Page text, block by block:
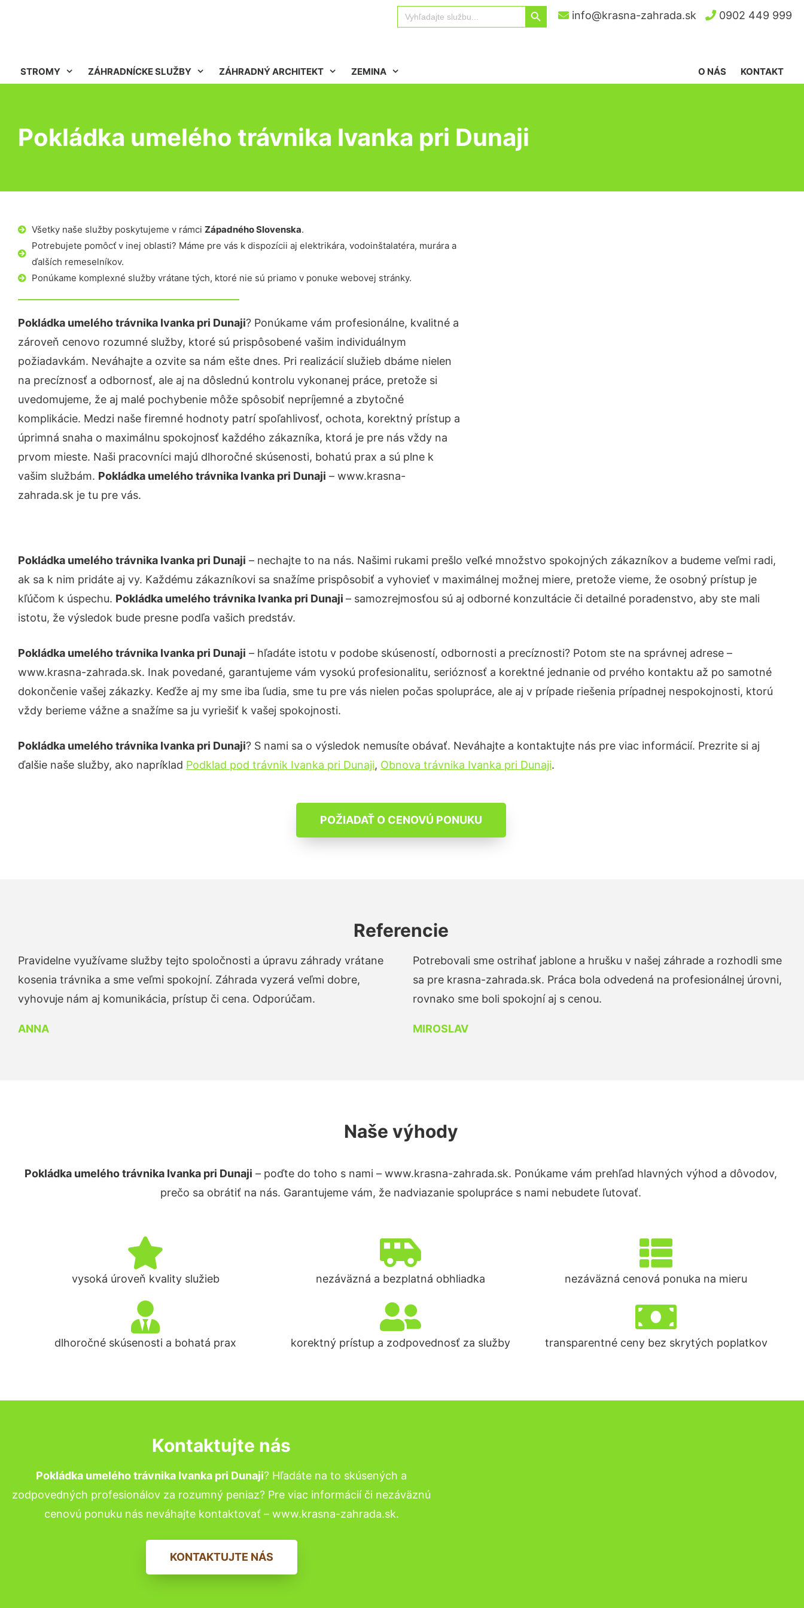
Search
for:
Search Button
info@krasna-zahrada.sk 0902 449 999
STROMY ZÁHRADNÍCKE SLUŽBY ZÁHRADNÝ ARCHITEKT ZEMINA KONTAKT
O NÁS
Pokládka umelého trávnika Ivanka pri Dunaji
Všetky naše služby poskytujeme v rámci Západného Slovenska.
Potrebujete pomôcť v inej oblasti? Máme pre vás k dispozícii aj elektrikára, vodoinštalatéra, murára a
ďalších remeselníkov.
Ponúkame komplexné služby vrátane tých, ktoré nie sú priamo v ponuke webovej stránky.
Pokládka umelého trávnika Ivanka pri Dunaji? Ponúkame vám profesionálne, kvalitné a
zároveň cenovo rozumné služby, ktoré sú prispôsobené vašim individuálnym
požiadavkám. Neváhajte a ozvite sa nám ešte dnes. Pri realizácií služieb dbáme nielen
na precíznosť a odbornosť, ale aj na dôslednú kontrolu vykonanej práce, pretože si
uvedomujeme, že aj malé pochybenie môže spôsobiť nepríjemné a zbytočné
komplikácie. Medzi naše firemné hodnoty patrí spoľahlivosť, ochota, korektný prístup a
úprimná snaha o maximálnu spokojnosť každého zákazníka, ktorá je pre nás vždy na
prvom mieste. Naši pracovníci majú dlhoročné skúsenosti, bohatú prax a sú plne k
vašim službám. Pokládka umelého trávnika Ivanka pri Dunaji – www.krasna-
zahrada.sk je tu pre vás.
Pokládka umelého trávnika Ivanka pri Dunaji – nechajte to na nás. Našimi rukami prešlo veľké množstvo spokojných zákazníkov a budeme veľmi radi,
ak sa k nim pridáte aj vy. Každému zákazníkovi sa snažíme prispôsobiť a vyhovieť v maximálnej možnej miere, pretože vieme, že osobný prístup je
kľúčom k úspechu. Pokládka umelého trávnika Ivanka pri Dunaji – samozrejmosťou sú aj odborné konzultácie či detailné poradenstvo, aby ste mali
istotu, že výsledok bude presne podľa vašich predstáv.
Pokládka umelého trávnika Ivanka pri Dunaji – hľadáte istotu v podobe skúseností, odbornosti a precíznosti? Potom ste na správnej adrese –
www.krasna-zahrada.sk. Inak povedané, garantujeme vám vysokú profesionalitu, serióznosť a korektné jednanie od prvého kontaktu až po samotné
dokončenie vašej zákazky. Keďže aj my sme iba ľudia, sme tu pre vás nielen počas spolupráce, ale aj v prípade riešenia prípadnej nespokojnosti, ktorú
vždy berieme vážne a snažíme sa ju vyriešiť k vašej spokojnosti.
Pokládka umelého trávnika Ivanka pri Dunaji? S nami sa o výsledok nemusíte obávať. Neváhajte a kontaktujte nás pre viac informácií. Prezrite si aj
ďalšie naše služby, ako napríklad Podklad pod trávnik Ivanka pri Dunaji, Obnova trávnika Ivanka pri Dunaji.
POŽIADAŤ O CENOVÚ PONUKU
Referencie
Pravidelne využívame služby tejto spoločnosti a úpravu záhrady vrátane
kosenia trávnika a sme veľmi spokojní. Záhrada vyzerá veľmi dobre,
vyhovuje nám aj komunikácia, prístup či cena. Odporúčam.
ANNA
Potrebovali sme ostrihať jablone a hrušku v našej záhrade a rozhodli sme
sa pre krasna-zahrada.sk. Práca bola odvedená na profesionálnej úrovni,
rovnako sme boli spokojní aj s cenou.
MIROSLAV
Naše výhody
Pokládka umelého trávnika Ivanka pri Dunaji – poďte do toho s nami – www.krasna-zahrada.sk. Ponúkame vám prehľad hlavných výhod a dôvodov,
prečo sa obrátiť na nás. Garantujeme vám, že nadviazanie spolupráce s nami nebudete ľutovať.
vysoká úroveň kvality služieb nezáväzná a bezplatná obhliadka nezáväzná cenová ponuka na mieru
dlhoročné skúsenosti a bohatá prax korektný prístup a zodpovednosť za služby transparentné ceny bez skrytých poplatkov
Kontaktujte nás
Pokládka umelého trávnika Ivanka pri Dunaji? Hľadáte na to skúsených a
zodpovedných profesionálov za rozumný peniaz? Pre viac informácií či nezáväznú
cenovú ponuku nás neváhajte kontaktovať – www.krasna-zahrada.sk.
KONTAKTUJTE NÁS